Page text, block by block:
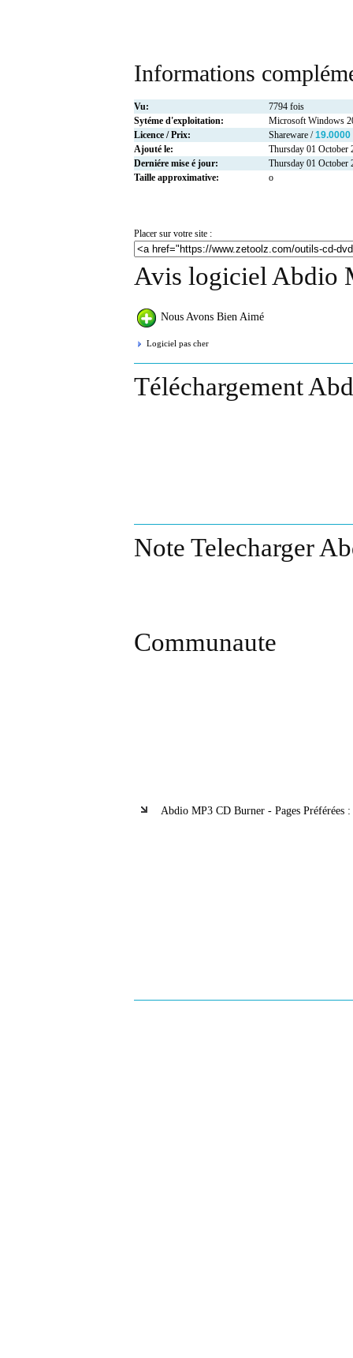
Informations
Vu:
7794 fois
Sytéme d'exploitation:
Microsoft Windows
Licence / Prix:
Shareware /19.0000
Ajouté le:
Thursday 01 October
Derniére mise é jour:
Thursday 01 October
Taille approximative:
o
Placer sur votre site :
Avis logiciel Abdio
Nous Avons Bien Aimé
Logiciel pas cher
Téléchargement
Note Telecharger
Communaute
Abdio MP3 CD Burner - Pages Préférées :